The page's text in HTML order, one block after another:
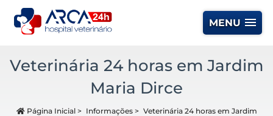
MENU
Veterinária 24 horas em Jardim
Maria Dirce
Página Inicial> Informações> Veterinária 24 horas em Jardim